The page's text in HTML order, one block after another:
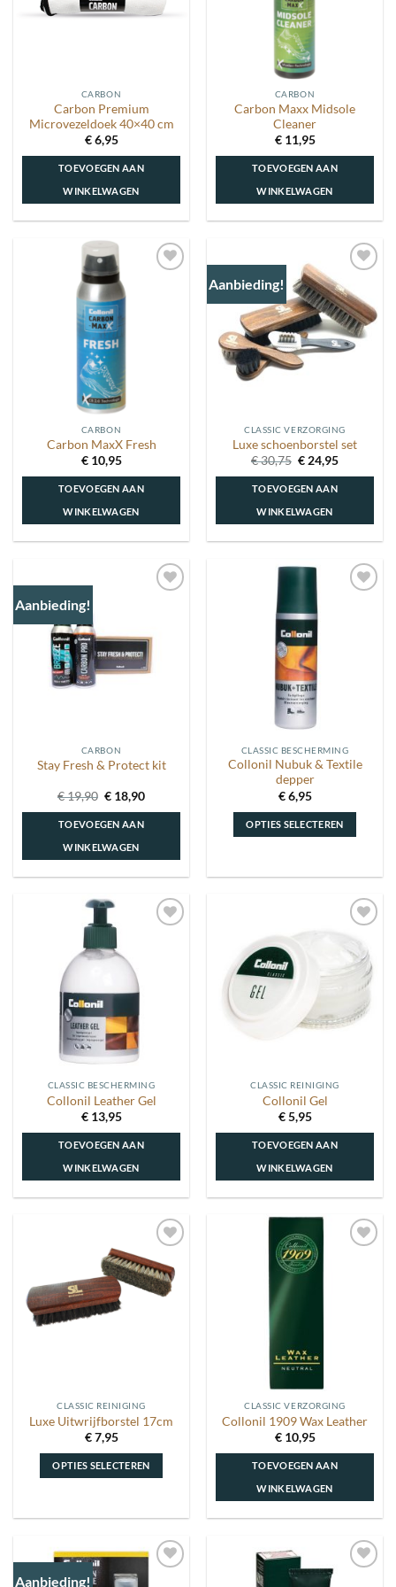
CARBON
Carbon Premium
Microvezeldoek 40×40 cm
€6,95
TOEVOEGEN AAN
WINKELWAGEN
CARBON
Carbon Maxx Midsole
Cleaner
€11,95
TOEVOEGEN AAN
WINKELWAGEN
CARBON
Carbon MaxX Fresh
€10,95
TOEVOEGEN AAN
WINKELWAGEN
Aanbieding!
Toevoegen
aan
wenslijst
CLASSIC VERZORGING
Luxe schoenborstel set
€30,75 Oorspronkelijke
prijs
was:
€ 30,75.
€24,95Huidige
TOEVOEGEN AAN
WINKELWAGEN
Aanbieding!
CARBON
Stay Fresh & Protect kit
€19,90 Oorspronkelijke
prijs
was:
€ 19,90.
€ 18,90Huidige
TOEVOEGEN AAN
WINKELWAGEN
CLASSIC BESCHERMING
Collonil Nubuk & Textile
depper
€6,95
OPTIES SELECTEREN
Deze
optie
gekozen
productpagina
CLASSIC BESCHERMING
Collonil Leather Gel
€13,95
TOEVOEGEN AAN
WINKELWAGEN
Toevoegen
aan
wenslijst
CLASSIC REINIGING
Collonil Gel
€5,95
TOEVOEGEN AAN
WINKELWAGEN
Toevoegen
aan
wenslijst
CLASSIC REINIGING
Luxe Uitwrijfborstel 17cm
€7,95
OPTIES SELECTEREN
variaties.
CLASSIC VERZORGING
Collonil 1909 Wax Leather
€10,95
TOEVOEGEN AAN
WINKELWAGEN
Aanbieding!
Toevoegen
Toevoegen